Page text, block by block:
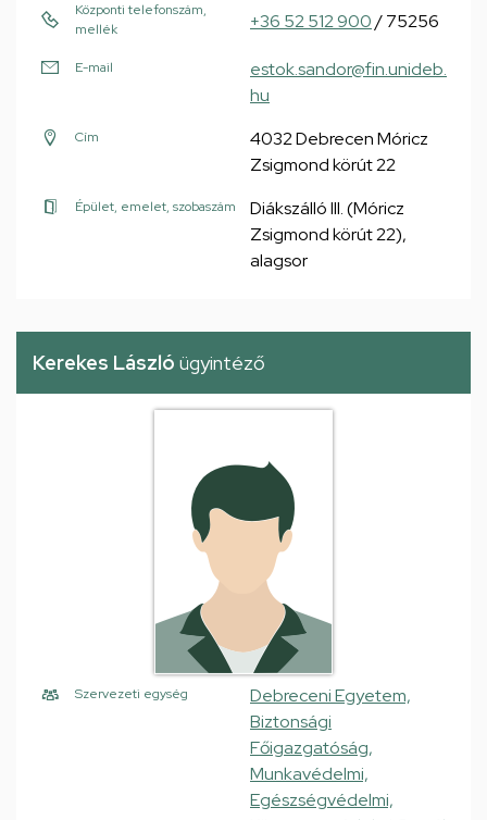
Központi telefonszám,
mellék
+36 52 512 900/ 75256
E-mail
estok.sandor@fin.unideb.
hu
Cím
4032 Debrecen Móricz
Zsigmond körút 22
Épület, emelet, szobaszám
Diákszálló III. (Móricz
Zsigmond körút 22),
alagsor
Kerekes László ügyintéző
Szervezeti egység
Debreceni Egyetem,
Biztonsági
Főigazgatóság,
Munkavédelmi,
Egészségvédelmi,